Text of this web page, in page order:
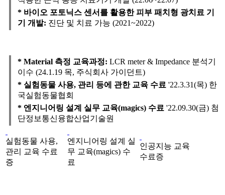
* 바이오 포토닉스 센서를 활용한 피부 패치형 광치료 기
기 개발: 진단 및 치료 가능 (2021~2022)
* Material 측정 교육과정: LCR meter & Impedance 분석기
이수 (24.1.19 목, 주식회사 가이던트)
* 실험동물 사용, 관리 등에 관한 교육 수료 '22.3.31(목) 한
국실험동물협회
* 엔지니어링 설계 실무 교육(magics) 수료 '22.09.30(금) 첨
단정보통신융합산업기술원
실험동물 사용,
관리 교육 수료
증
엔지니어링 설계 실
무 교육(magics) 수
료
인공지능 교육
수료증